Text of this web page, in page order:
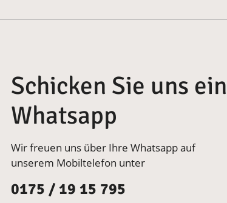
Schicken Sie uns
Whatsapp
Wir freuen uns über Ihre Whatsapp auf
unserem Mobiltelefon unter
0175 / 19 15 795